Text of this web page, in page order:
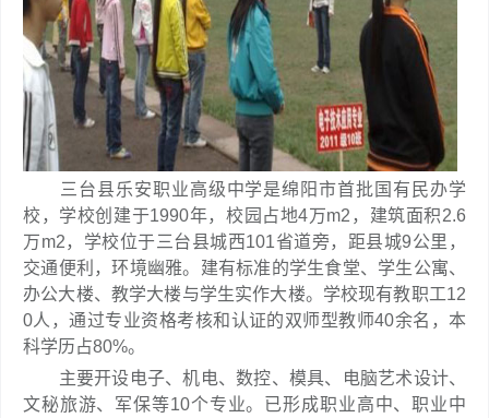
三台县乐安职业高级中学是绵阳市首批国有民办学
校，学校创建于1990年，校园占地4万m2，建筑面积2.6
万m2，学校位于三台县城西101省道旁，距县城9公里，
交通便利，环境幽雅。建有标准的学生食堂、学生公寓、
办公大楼、教学大楼与学生实作大楼。学校现有教职工12
0人，通过专业资格考核和认证的双师型教师40余名，本
科学历占80%。
主要开设电子、机电、数控、模具、电脑艺术设计、
文秘旅游、军保等10个专业。已形成职业高中、职业中